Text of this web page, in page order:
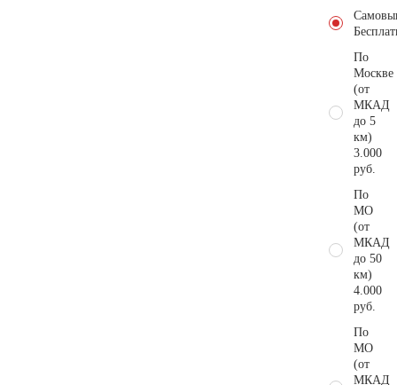
По
Москве
(от
МКАД
до 5
км)
3.000
руб.
По
МО
(от
МКАД
до 50
км)
4.000
руб.
По
МО
(от
МКАД